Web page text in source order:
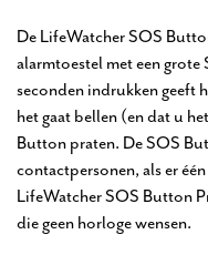
De LifeWatcher SOS
alarmtoestel met een
seconden indrukken geeft
het gaat bellen (en dat u
Button praten. De SOS
contactpersonen, als er
LifeWatcher SOS Button
die geen horloge wensen.